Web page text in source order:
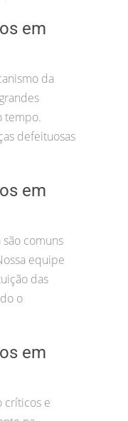
em
da
tempo.
defeituosas
em
comuns
equipe
das
o
em
críticos e